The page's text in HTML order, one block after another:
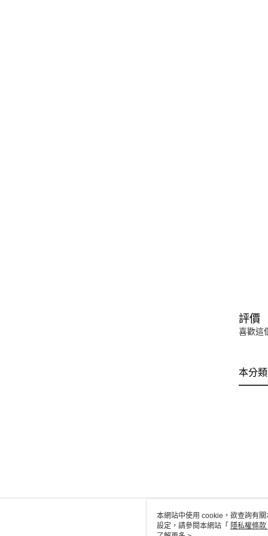
評價
喜歡這
本分
本網站中使用 cookie，欲查詢有
設定，請參閱本網站「 隱私權條款